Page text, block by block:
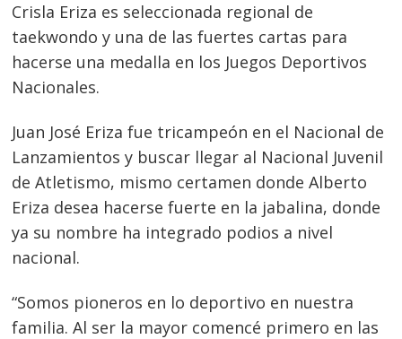
Crisla Eriza es seleccionada regional de
taekwondo y una de las fuertes cartas para
hacerse una medalla en los Juegos Deportivos
Nacionales.
Juan José Eriza fue tricampeón en el Nacional de
Lanzamientos y buscar llegar al Nacional Juvenil
de Atletismo, mismo certamen donde Alberto
Eriza desea hacerse fuerte en la jabalina, donde
ya su nombre ha integrado podios a nivel
nacional.
“Somos pioneros en lo deportivo en nuestra
familia. Al ser la mayor comencé primero en las